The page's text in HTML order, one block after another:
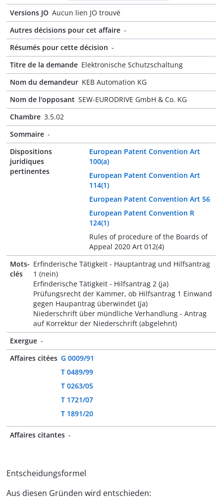
Versions JO Aucun lien JO trouvé
Autres décisions pour cet affaire -
Résumés pour cette décision -
Titre de la demande Elektronische Schutzschaltung
Nom du demandeur KEB Automation KG
Nom de l'opposant SEW-EURODRIVE GmbH & Co. KG
Chambre 3.5.02
Sommaire -
Dispositions
juridiques
pertinentes
European Patent Convention Art
100(a)
European Patent Convention Art
114(1)
European Patent Convention Art 56
European Patent Convention R
124(1)
Rules of procedure of the Boards of
Appeal 2020 Art 012(4)
Mots-
clés
Erfinderische Tätigkeit - Hauptantrag und Hilfsantrag
1 (nein)
Erfinderische Tätigkeit - Hilfsantrag 2 (ja)
Prüfungsrecht der Kammer, ob Hilfsantrag 1 Einwand
gegen Haupantrag überwindet (ja)
Niederschrift über mündliche Verhandlung - Antrag
auf Korrektur der Niederschrift (abgelehnt)
Exergue -
Affaires citées G 0009/91
T 0489/99
T 0263/05
T 1721/07
T 1891/20
Affaires citantes -
Entscheidungsformel
Aus diesen Gründen wird entschieden: